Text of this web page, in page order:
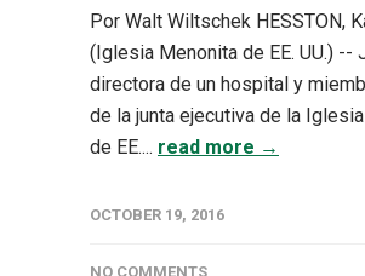
Por Walt Wiltschek HESSTON,
(Iglesia Menonita de EE. UU.) --
directora de un hospital y
de la junta ejecutiva de la
de EE.... read more →
OCTOBER 19, 2016
NO COMMENTS